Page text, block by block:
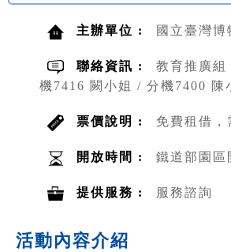
主辦單位 : 國立臺灣博
聯絡資訊 :
教育推廣組
機7416 闕小姐 / 分機7400 陳
票價說明 : 免費租借，
開放時間 : 鐵道部園區
提供服務 : 服務諮詢
活動內容介紹